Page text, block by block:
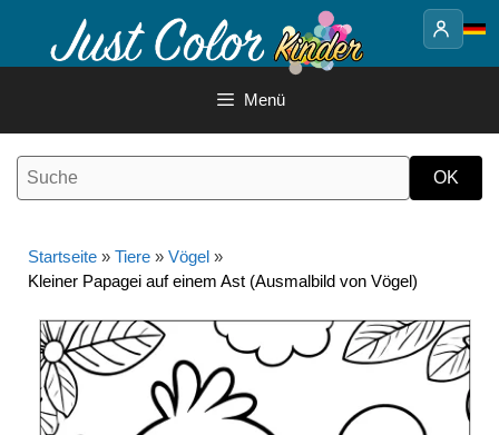
Inhalt
Menü
Startseite » Tiere » Vögel »
Kleiner Papagei auf einem Ast (Ausmalbild von Vögel)